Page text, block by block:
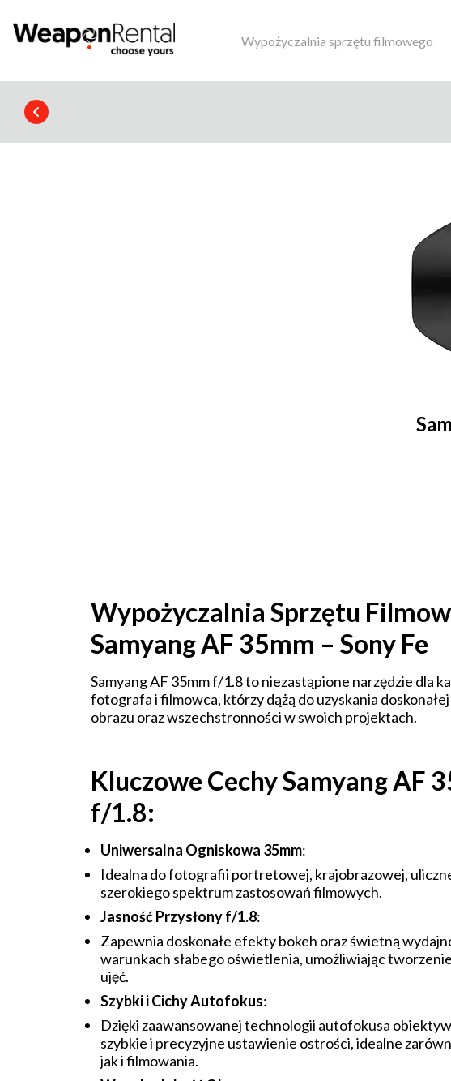
Wypożyczalnia sprzętu filmowego
Wypożyczalnia Sprzętu
Samyang AF 35mm – Sony Fe
Samyang AF 35mm f/1.8 to niezastąpione narzędzie dla
fotografa i filmowca, którzy dążą do uzyskania doskonałej
obrazu oraz wszechstronności w swoich projektach.
Kluczowe Cechy Samyang AF
f/1.8:
Uniwersalna Ogniskowa 35mm:
Idealna do fotografii portretowej, krajobrazowej,
szerokiego spektrum zastosowań filmowych.
Jasność Przysłony f/1.8:
Zapewnia doskonałe efekty bokeh oraz świetną
warunkach słabego oświetlenia, umożliwiając
ujęć.
Szybki i Cichy Autofokus:
Dzięki zaawansowanej technologii autofokusa
szybkie i precyzyjne ustawienie ostrości, idealne
jak i filmowania.